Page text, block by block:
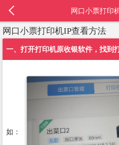
网口小票打印机IP查看方法
一、打开打印机原收银软件，找到
如：
网口小票打印